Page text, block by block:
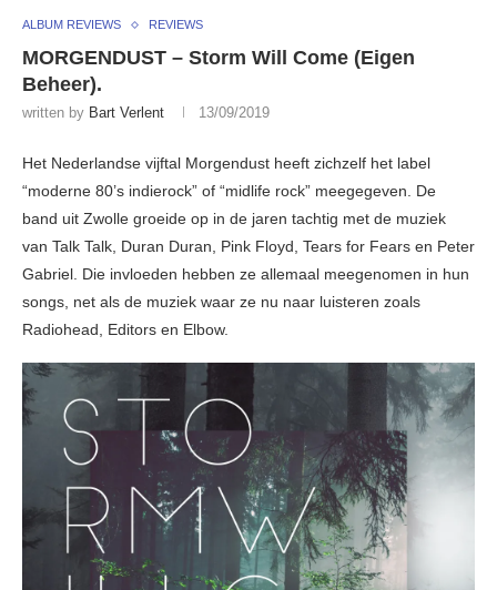
ALBUM REVIEWS REVIEWS
MORGENDUST – Storm Will Come (Eigen
Beheer).
written by Bart Verlent 13/09/2019
Het Nederlandse vijftal Morgendust heeft zichzelf het label
“moderne 80’s indierock” of “midlife rock” meegegeven. De
band uit Zwolle groeide op in de jaren tachtig met de muziek
van Talk Talk, Duran Duran, Pink Floyd, Tears for Fears en Peter
Gabriel. Die invloeden hebben ze allemaal meegenomen in hun
songs, net als de muziek waar ze nu naar luisteren zoals
Radiohead, Editors en Elbow.